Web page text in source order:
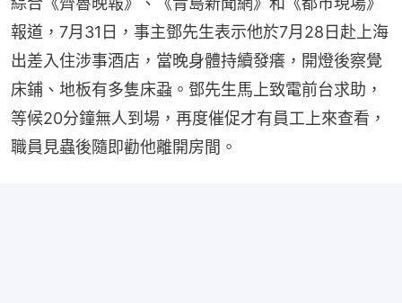
報道，7月31日，事主鄧先生表示他於7月28日赴上海
出差入住涉事酒店，當晚身體持續發癢，開燈後察覺
床鋪、地板有多隻床蝨。鄧先生馬上致電前台求助，
等候20分鐘無人到場，再度催促才有員工上來查看，
職員見蟲後隨即勸他離開房間。